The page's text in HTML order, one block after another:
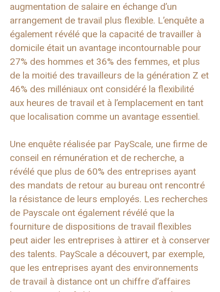
augmentation de salaire en échange d’un
arrangement de travail plus flexible. L’enquête a
également révélé que la capacité de travailler à
domicile était un avantage incontournable pour
27% des hommes et 36% des femmes, et plus
de la moitié des travailleurs de la génération Z et
46% des milléniaux ont considéré la flexibilité
aux heures de travail et à l’emplacement en tant
que localisation comme un avantage essentiel.
Une enquête réalisée par PayScale, une firme de
conseil en rémunération et de recherche, a
révélé que plus de 60% des entreprises ayant
des mandats de retour au bureau ont rencontré
la résistance de leurs employés. Les recherches
de Payscale ont également révélé que la
fourniture de dispositions de travail flexibles
peut aider les entreprises à attirer et à conserver
des talents. PayScale a découvert, par exemple,
que les entreprises ayant des environnements
de travail à distance ont un chiffre d’affaires